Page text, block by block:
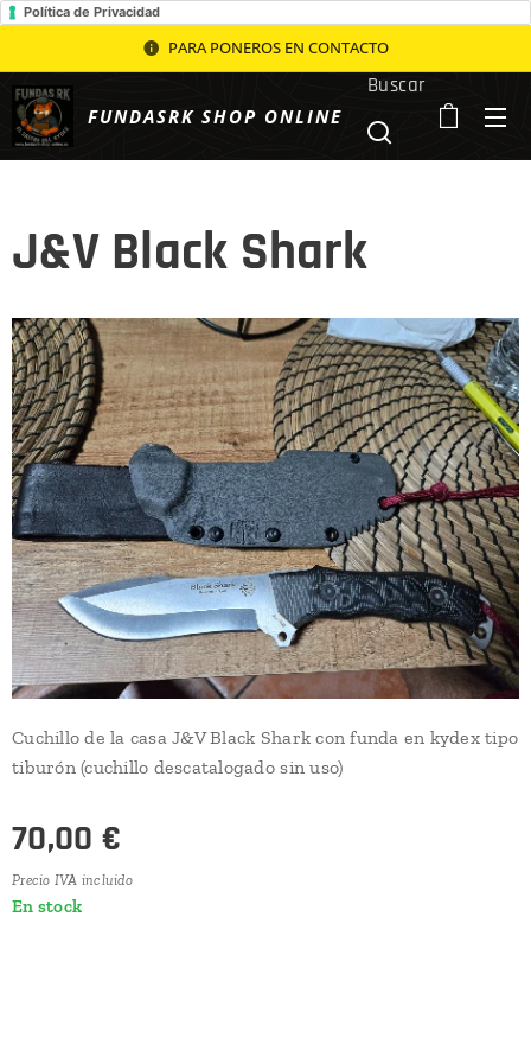
Política de Privacidad
PARA PONEROS EN CONTACTO
FUNDASRK SHOP ONLINE
Buscar
J&V Black Shark
Cuchillo de la casa J&V Black Shark con funda en kydex tipo
tiburón (cuchillo descatalogado sin uso)
70,00 €
Precio IVA incluido
En stock